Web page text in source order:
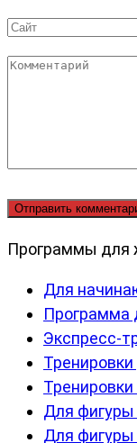
Сайт
Комментарий
Программы для
Для
Программа
Экспресс-
Для фигуры
Для фигуры